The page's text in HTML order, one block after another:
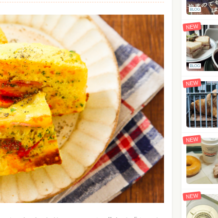
BLOG
NEW
BLOG
NEW
NEW
NEW